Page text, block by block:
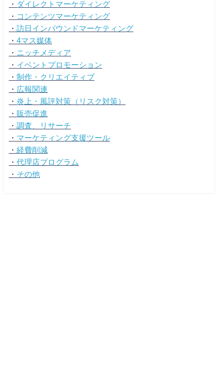
・ ダイレクトマーケティング
・ コンテンツマーケティング
・ 訪日インバウンドマーケティング
・ 4マス媒体
・ ニッチメディア
・ イベントプロモーション
・ 制作・クリエイティブ
・ 広報関連
・ 炎上・風評対策（リスク対策）
・ 販売促進
・ 調査、リサーチ
・ マーケティング支援ツール
・ 経費削減
・ 代理店プログラム
・ その他